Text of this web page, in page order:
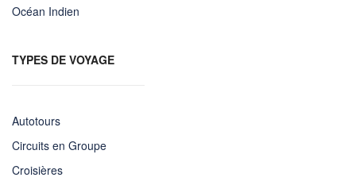
Océan Indien
TYPES DE VOYAGE
Autotours
Circuits en Groupe
Croisières